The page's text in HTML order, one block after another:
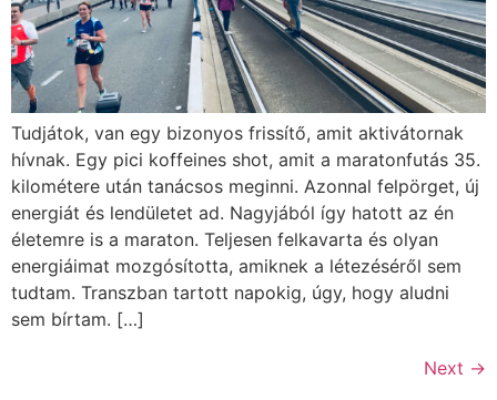
Tudjátok, van egy bizonyos frissítő, amit aktivátornak
hívnak. Egy pici koffeines shot, amit a maratonfutás 35.
kilométere után tanácsos meginni. Azonnal felpörget, új
energiát és lendületet ad. Nagyjából így hatott az én
életemre is a maraton. Teljesen felkavarta és olyan
energiáimat mozgósította, amiknek a létezéséről sem
tudtam. Transzban tartott napokig, úgy, hogy aludni
sem bírtam. […]
Next →